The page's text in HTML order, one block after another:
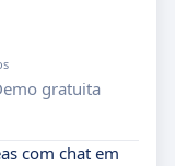
gratuita
com chat em